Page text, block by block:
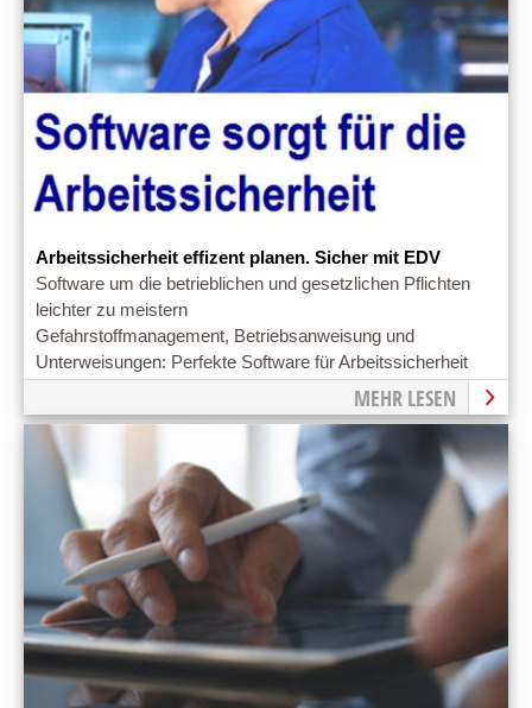
Arbeitssicherheit effizent planen. Sicher mit EDV
Software um die betrieblichen und gesetzlichen Pflichten
leichter zu meistern
Gefahrstoffmanagement, Betriebsanweisung und
Unterweisungen: Perfekte Software für Arbeitssicherheit
MEHR LESEN